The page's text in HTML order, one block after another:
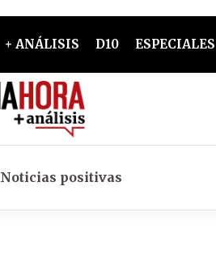
+ ANÁLISIS D10 ESPECIALES
Noticias positivas